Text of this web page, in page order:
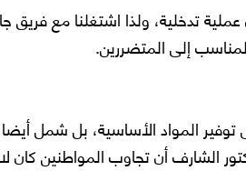
تدخلية، ولذا اشتغلنا مع فريق
إلى المتضررين.
توفير المواد الأساسية، بل شمل
الشارف أن تجاوب المواطنين كان